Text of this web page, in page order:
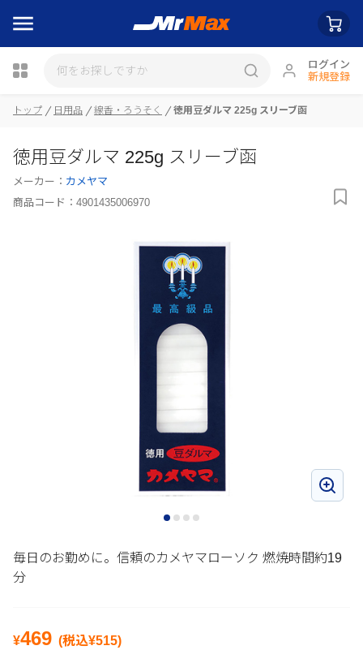
ログイン
新規登録
トップ 日用品 線香・ろうそく 徳用豆ダルマ 225g スリーブ函
徳用豆ダルマ 225g スリーブ函
メーカー： カメヤマ
商品コード： 4901435006970
毎日のお勤めに。信頼のカメヤマローソク 燃焼時間約19
分
¥469 (税込¥515)